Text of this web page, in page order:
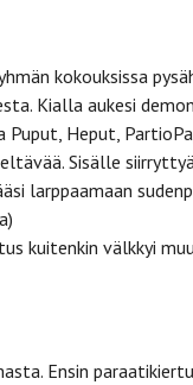
kokouksissa
Kialla aukesi
Heput,
Sisälle
larppaamaan
kuitenkin välkkyi
Ensin